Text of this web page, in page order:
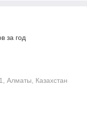
за год
Алматы, Казахстан